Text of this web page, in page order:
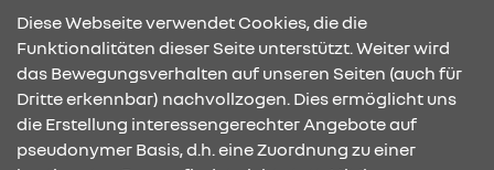
Broschüre anfragen
Diese Webseite verwendet Cookies, die die
Funktionalitäten dieser Seite unterstützt. Weiter wird
das Bewegungsverhalten auf unseren Seiten (auch für
Dritte erkennbar) nachvollzogen. Dies ermöglicht uns
die Erstellung interessengerechter Angebote auf
pseudonymer Basis, d.h. eine Zuordnung zu einer